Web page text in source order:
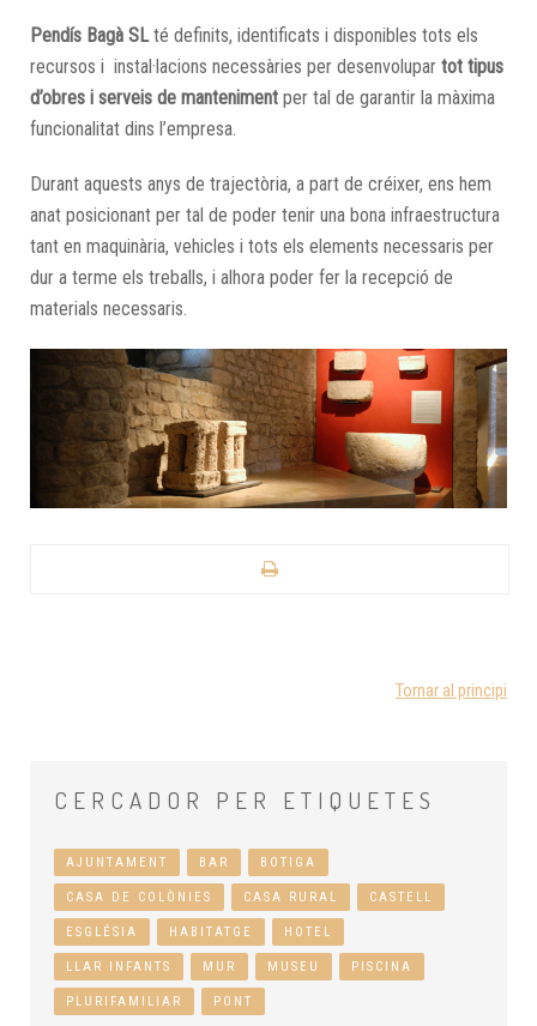
Pendís Bagà SLté definits, identificats i disponibles tots els
recursos i instal·lacions necessàries per desenvolupar tot tipus
d’obres i serveis de manteniment per tal de garantir la màxima
funcionalitat dins l’empresa.
Durant aquests anys de trajectòria, a part de créixer, ens hem
anat posicionant per tal de poder tenir una bona infraestructura
tant en maquinària, vehicles i tots els elements necessaris per
dur a terme els treballs, i alhora poder fer la recepció de
materials necessaris.
Tornar al principi
CERCADOR PER ETIQUETES
AJUNTAMENT BAR BOTIGA
CASA DE COLÒNIES CASA RURAL CASTELL
ESGLÉSIA HABITATGE HOTEL
LLAR INFANTS MUR MUSEU PISCINA
PLURIFAMILIAR PONT